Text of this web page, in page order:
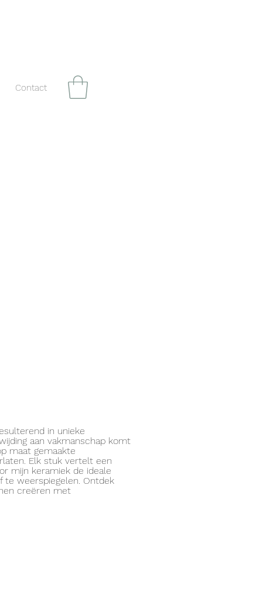
Contact
in unieke
aan vakmanschap komt
maat gemaakte
Elk stuk vertelt een
mijn keramiek de ideale
te weerspiegelen. Ontdek
creëren met